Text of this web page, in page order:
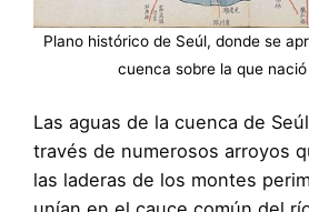
Plano histórico de Seúl, donde se
cuenca sobre la que
Las aguas de la cuenca de
través de numerosos arroyos
las laderas de los montes